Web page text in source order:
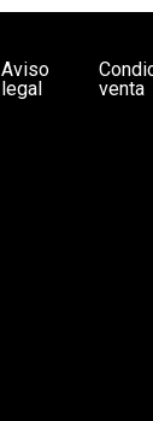
Aviso
legal
venta